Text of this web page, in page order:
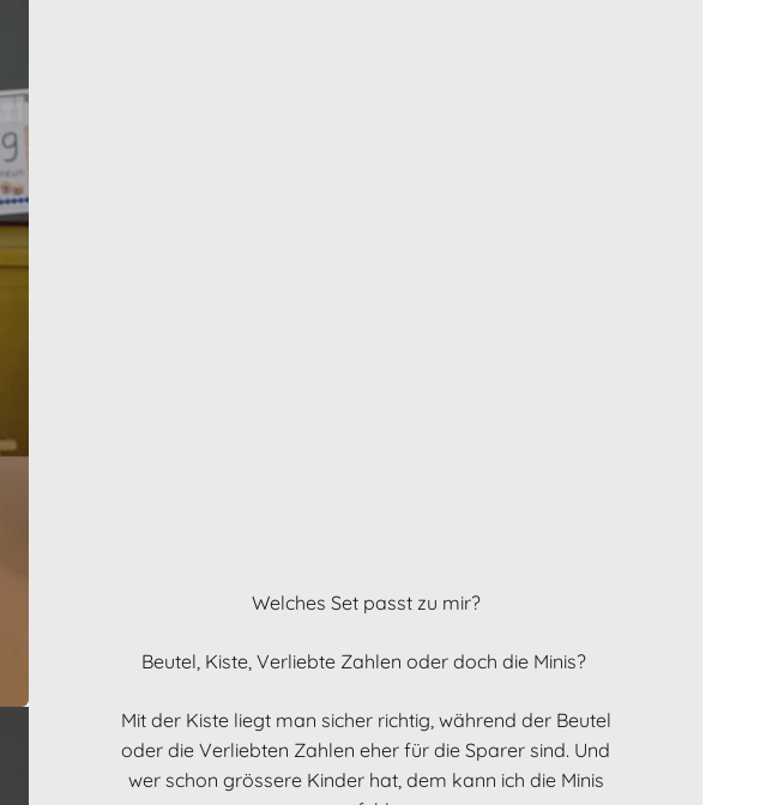
Welches Set passt zu mir?
Beutel, Kiste, Verliebte Zahlen oder doch die Minis?
Mit der Kiste liegt man sicher richtig, während der Beutel
oder die Verliebten Zahlen eher für die Sparer sind. Und
wer schon grössere Kinder hat, dem kann ich die Minis